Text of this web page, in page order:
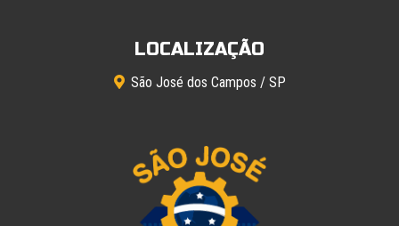
LOCALIZAÇÃO
São José dos Campos / SP